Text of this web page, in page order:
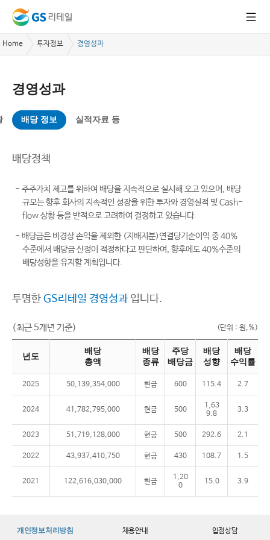
Home 투자정보 경영성과
경영성과
배당 정보 실적자료 등
배당정책
- 주주가치 제고를 위하여 배당을 지속적으로 실시해 오고 있으며, 배당
규모는 향후 회사의 지속적인 성장을 위한 투자와 경영실적 및 Cash-
flow 상황 등을 반적으로 고려하여 결정하고 있습니다.
- 배당금은 비경상 손익을 제외한 (지배지분)연결당기순이익 중 40%
수준에서 배당금 산정이 적정하다고 판단하여, 향후에도 40%수준의
배당성향을 유지할 계획입니다.
투명한 GS리테일 경영성과 입니다.
(최근 5개년 기준) (단위 : 원,%)
년도
배당
총액
배당
종류
주당
배당금
배당
성향
배당
수익률
2025 50,139,354,000 현금 600 115.4 2.7
2024 41,782,795,000 현금 500
1,63
9.8
3.3
2023 51,719,128,000 현금 500 292.6 2.1
2022 43,937,410,750 현금 430 108.7 1.5
2021 122,616,030,000 현금
1,20
0
15.0 3.9
개인정보처리방침 채용안내 입점상담